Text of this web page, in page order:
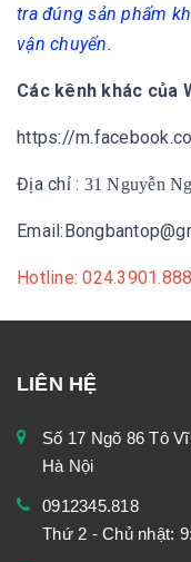
tra đúng sản phẩm
vận chuyển.
Các kênh khác của
https://
Địa chỉ : 31 Nguyễn
Hotline:
LIÊN HỆ
Số 17 Ngõ 86 Tô
Hà Nội
0912345.818
Thứ 2 - Chủ nhật: